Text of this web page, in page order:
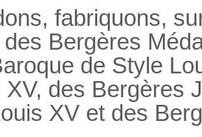
fabriquons,
des Bergères
de Style
des Bergères
XV et des